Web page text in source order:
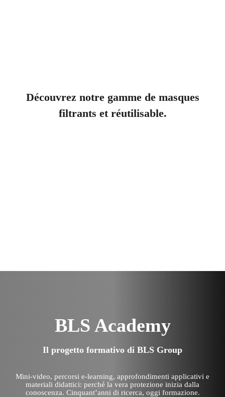
Découvrez notre gamme de masques
filtrants et réutilisable.
BLS Academy
Il progetto formativo di BLS Group
Mini-video, percorsi e-learning, approfondimenti applicativi e
materiali didattici: perché la vera protezione inizia dalla
conoscenza. Cinquant’anni di ricerca, oggi formazione.